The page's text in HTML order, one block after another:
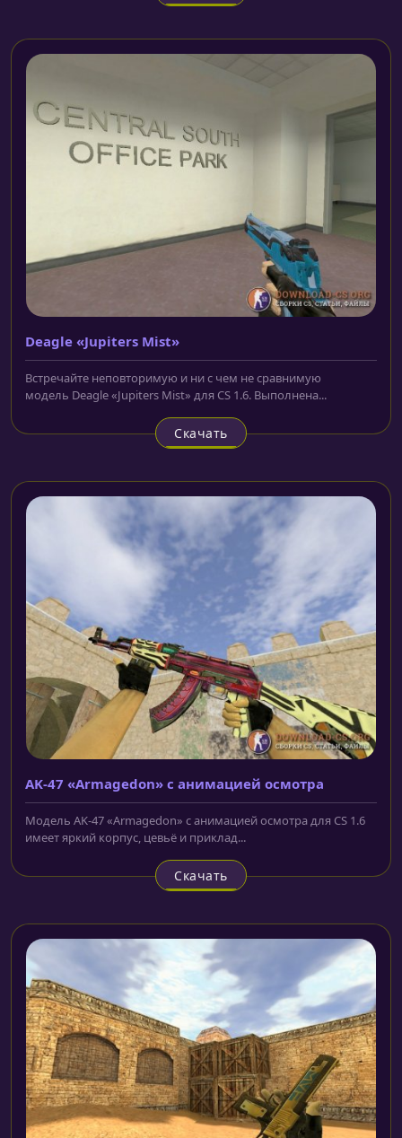
Deagle «Jupiters Mist»
Встречайте неповторимую и ни с чем не сравнимую
модель Deagle «Jupiters Mist» для CS 1.6. Выполнена...
Скачать
AK-47 «Armagedon» с анимацией осмотра
Модель AK-47 «Armagedon» с анимацией осмотра для CS 1.6
имеет яркий корпус, цевьё и приклад...
Скачать